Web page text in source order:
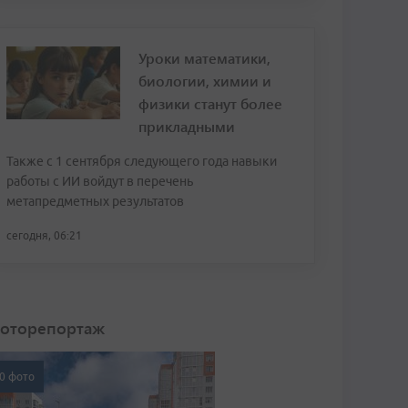
Уроки математики,
биологии, химии и
физики станут более
прикладными
Также с 1 сентября следующего года навыки
работы с ИИ войдут в перечень
метапредметных результатов
сегодня, 06:21
фото